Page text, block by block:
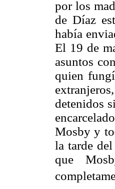
por los
de Díaz
había
El 19 de
asuntos
quien
detenidos
Mosby y
la tarde
que